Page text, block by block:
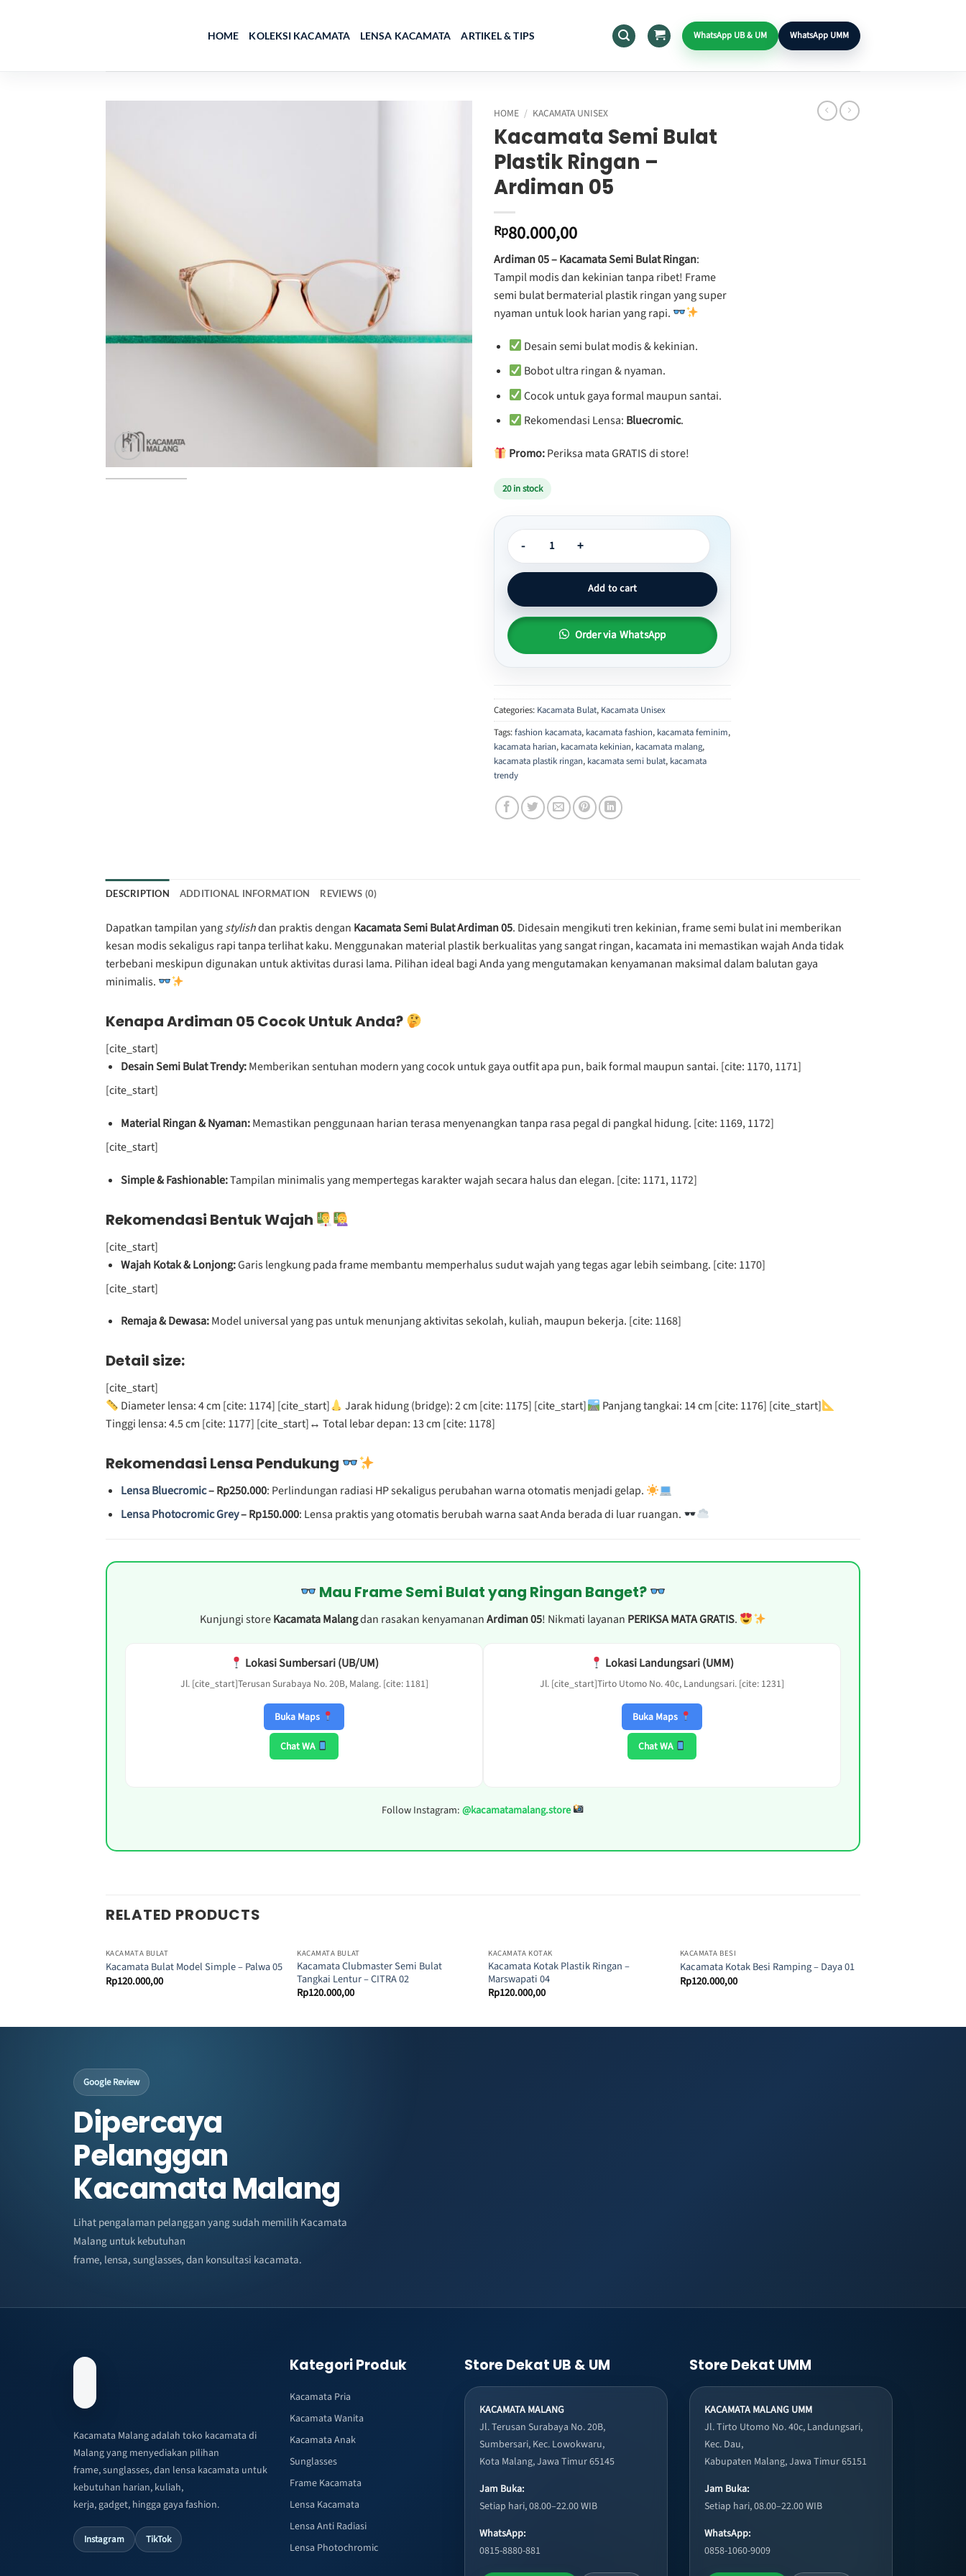
HOME KOLEKSI KACAMATA LENSA KACAMATA ARTIKEL & TIPS WhatsApp UB & UM WhatsApp UMM
HOME / KACAMATA UNISEX
Kacamata Semi Bulat
Plastik Ringan –
Ardiman 05
Rp80.000,00
Ardiman 05 – Kacamata Semi Bulat Ringan:
Tampil modis dan kekinian tanpa ribet! Frame
semi bulat bermaterial plastik ringan yang super
nyaman untuk look harian yang rapi.
Desain semi bulat modis & kekinian.
Bobot ultra ringan & nyaman.
Cocok untuk gaya formal maupun santai.
Rekomendasi Lensa: Bluecromic.
Promo:Periksa mata GRATIS di store!
20 in stock
Kacamata Semi Bulat Plastik Ringan - Ardiman 05 quantity
Add to cart
Order via WhatsApp
Categories: Kacamata Bulat, Kacamata Unisex
Tags:fashion kacamata, kacamata fashion, kacamata feminim,
kacamata harian, kacamata kekinian, kacamata malang,
kacamata plastik ringan, kacamata semi bulat, kacamata
trendy
DESCRIPTION ADDITIONAL INFORMATION REVIEWS (0)
Dapatkan tampilan yangstylishdan praktis dengan Kacamata Semi Bulat Ardiman 05. Didesain mengikuti tren kekinian, frame semi bulat ini memberikan
kesan modis sekaligus rapi tanpa terlihat kaku. Menggunakan material plastik berkualitas yang sangat ringan, kacamata ini memastikan wajah Anda tidak
terbebani meskipun digunakan untuk aktivitas durasi lama. Pilihan ideal bagi Anda yang mengutamakan kenyamanan maksimal dalam balutan gaya
minimalis.
Kenapa Ardiman 05 Cocok Untuk Anda?
[cite_start]
Desain Semi Bulat Trendy:Memberikan sentuhan modern yang cocok untuk gaya outfit apa pun, baik formal maupun santai. [cite: 1170, 1171]
[cite_start]
Material Ringan & Nyaman:Memastikan penggunaan harian terasa menyenangkan tanpa rasa pegal di pangkal hidung. [cite: 1169, 1172]
[cite_start]
Simple & Fashionable:Tampilan minimalis yang mempertegas karakter wajah secara halus dan elegan. [cite: 1171, 1172]
Rekomendasi Bentuk Wajah
[cite_start]
Wajah Kotak & Lonjong:Garis lengkung pada frame membantu memperhalus sudut wajah yang tegas agar lebih seimbang. [cite: 1170]
[cite_start]
Remaja & Dewasa:Model universal yang pas untuk menunjang aktivitas sekolah, kuliah, maupun bekerja. [cite: 1168]
Detail size:
[cite_start]
Diameter lensa: 4 cm [cite: 1174] [cite_start]
Jarak hidung (bridge): 2 cm [cite: 1175] [cite_start]
Panjang tangkai: 14 cm [cite: 1176] [cite_start]
Tinggi lensa: 4.5 cm [cite: 1177] [cite_start]↔️ Total lebar depan: 13 cm [cite: 1178]
Rekomendasi Lensa Pendukung
Lensa Bluecromic– Rp250.000: Perlindungan radiasi HP sekaligus perubahan warna otomatis menjadi gelap.
Lensa Photocromic Grey– Rp150.000: Lensa praktis yang otomatis berubah warna saat Anda berada di luar ruangan.
Mau Frame Semi Bulat yang Ringan Banget?
Kunjungi storeKacamata Malangdan rasakan kenyamananArdiman 05! Nikmati layanan PERIKSA MATA GRATIS.
Lokasi Sumbersari (UB/UM)
Jl. [cite_start]Terusan Surabaya No. 20B, Malang. [cite: 1181]
Buka Maps
Chat WA
Lokasi Landungsari (UMM)
Jl. [cite_start]Tirto Utomo No. 40c, Landungsari. [cite: 1231]
Buka Maps
Chat WA
Follow Instagram:@kacamatamalang.store
RELATED PRODUCTS
KACAMATA BULAT
Kacamata Bulat Model Simple – Palwa 05
Rp120.000,00
KACAMATA BULAT
Kacamata Clubmaster Semi Bulat
Tangkai Lentur – CITRA 02
Rp120.000,00
KACAMATA KOTAK
Kacamata Kotak Plastik Ringan –
Marswapati 04
Rp120.000,00
KACAMATA BESI
Kacamata Kotak Besi Ramping – Daya 01
Rp120.000,00
Google Review
Dipercaya
Pelanggan
Kacamata Malang
Lihat pengalaman pelanggan yang sudah memilih Kacamata
Malang untuk kebutuhan
frame, lensa, sunglasses, dan konsultasi kacamata.
Kacamata Malang adalah toko kacamata di
Malang yang menyediakan pilihan
frame, sunglasses, dan lensa kacamata untuk
kebutuhan harian, kuliah,
kerja, gadget, hingga gaya fashion.
Instagram TikTok
Kategori Produk
Kacamata Pria
Kacamata Wanita
Kacamata Anak
Sunglasses
Frame Kacamata
Lensa Kacamata
Lensa Anti Radiasi
Lensa Photochromic
Store Dekat UB & UM
KACAMATA MALANG
Jl. Terusan Surabaya No. 20B,
Sumbersari, Kec. Lowokwaru,
Kota Malang, Jawa Timur 65145
Jam Buka:
Setiap hari, 08.00–22.00 WIB
WhatsApp:
0815-8880-881
Store Dekat UMM
KACAMATA MALANG UMM
Jl. Tirto Utomo No. 40c, Landungsari,
Kec. Dau,
Kabupaten Malang, Jawa Timur 65151
Jam Buka:
Setiap hari, 08.00–22.00 WIB
WhatsApp:
0858-1060-9009